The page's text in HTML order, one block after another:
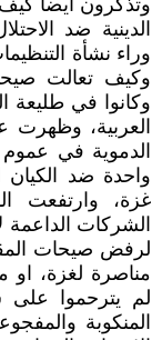
وتذكرون أيضاً كيف
الدينية ضد
وراء نشأة
وكيف تعالت
وكانوا في طليعة
العربية،
الدموية في عموم
واحدة ضد
غزة، وارتفعت
الشركات
لرفض صيحات
مناصرة لغزة، او
لم يترحموا على
المنكوبة